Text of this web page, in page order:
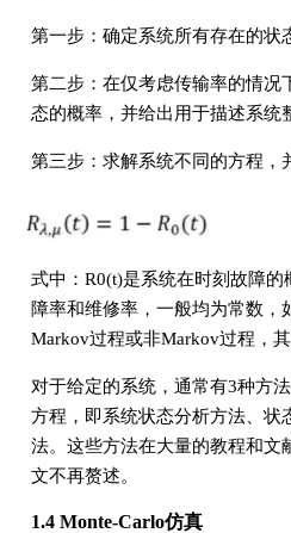
第一步：确定系统所有存在的状
第二步：在仅考虑传输率的情况
态的概率，并给出用于描述系统
第三步：求解系统不同的方程，
式中：R0(t)是系统在时刻故障
障率和维修率，一般均为常数，
Markov过程或非Markov过程，
对于给定的系统，通常有3种方
方程，即系统状态分析方法、状
法。这些方法在大量的教程和文
文不再赘述。
1.4 Monte-Carlo仿真